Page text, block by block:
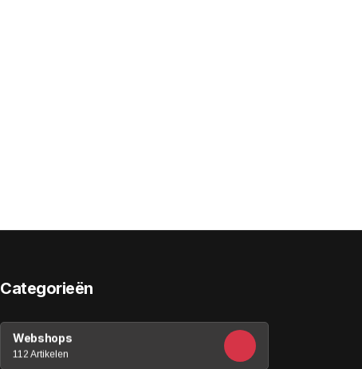
Categorieën
Webshops
112 Artikelen